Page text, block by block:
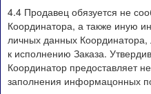
4.4 Продавец обязуется не
Координатора, а также иную
личных данных
к исполнению Заказа.
Координатор предоставляет
заполнения информацонных